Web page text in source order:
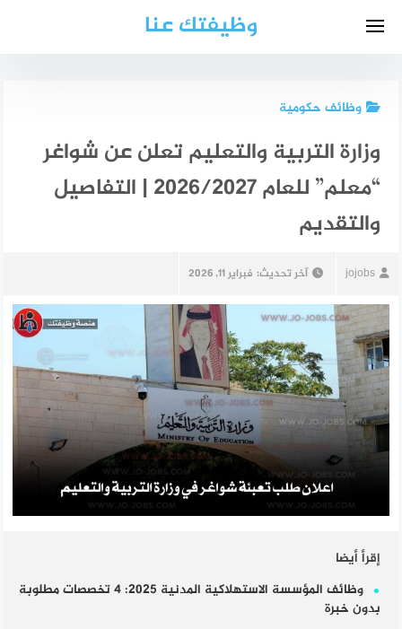
وظيفتك عنا
وظائف حكومية
وزارة التربية والتعليم تعلن عن شواغر
“معلم” للعام 2026/2027 | التفاصيل
والتقديم
jojobs آخر تحديث: فبراير 11, 2026
إقرأ أيضا
وظائف المؤسسة الاستهلاكية المدنية 2025: 4 تخصصات مطلوبة
بدون خبرة